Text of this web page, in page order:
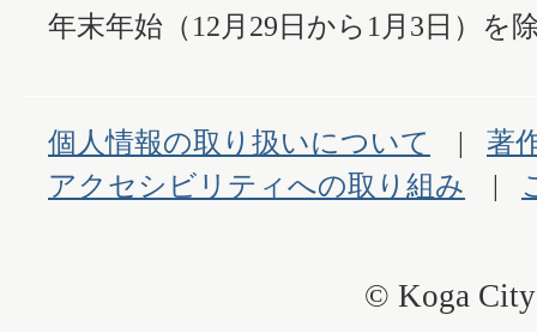
年末年始（12月29日から1月3日）を
個人情報の取り扱いについて
著
アクセシビリティへの取り組み
© Koga City